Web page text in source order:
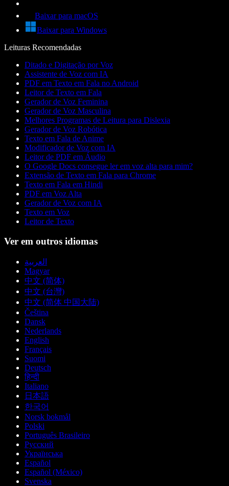
Baixar para macOS
Baixar para Windows
Leituras Recomendadas
Ditado e Digitação por Voz
Assistente de Voz com IA
PDF em Texto em Fala no Android
Leitor de Texto em Fala
Gerador de Voz Feminina
Gerador de Voz Masculina
Melhores Programas de Leitura para Dislexia
Gerador de Voz Robótica
Texto em Fala de Anime
Modificador de Voz com IA
Leitor de PDF em Áudio
O Google Docs consegue ler em voz alta para mim?
Extensão de Texto em Fala para Chrome
Texto em Fala em Hindi
PDF em Voz Alta
Gerador de Voz com IA
Texto em Voz
Leitor de Texto
Ver em outros idiomas
العربية
Magyar
中文 (简体)
中文 (台灣)
中文 (简体 中国大陆)
Čeština
Dansk
Nederlands
English
Français
Suomi
Deutsch
हिन्दी
Italiano
日本語
한국어
Norsk bokmål
Polski
Português Brasileiro
Русский
Українська
Español
Español (México)
Svenska